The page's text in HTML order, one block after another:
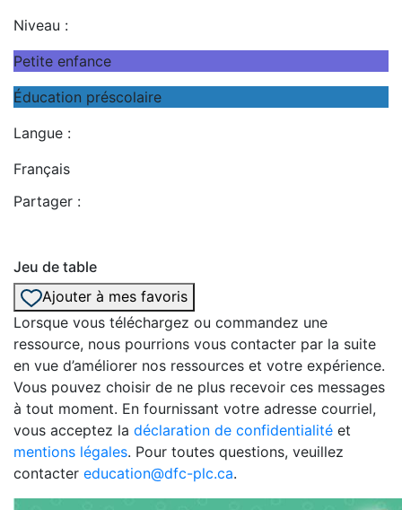
Niveau :
Petite enfance
Éducation préscolaire
Langue :
Français
Partager :
Jeu de table
Ajouter à mes favoris
Lorsque vous téléchargez ou commandez une
ressource, nous pourrions vous contacter par la suite
en vue d’améliorer nos ressources et votre expérience.
Vous pouvez choisir de ne plus recevoir ces messages
à tout moment. En fournissant votre adresse courriel,
vous acceptez la déclaration de confidentialité et
mentions légales. Pour toutes questions, veuillez
contacter education@dfc-plc.ca.